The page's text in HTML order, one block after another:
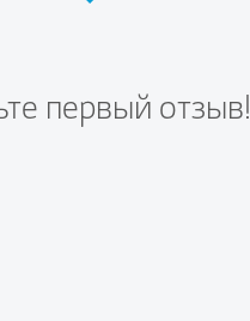
первый отзыв!
вопрос первым!